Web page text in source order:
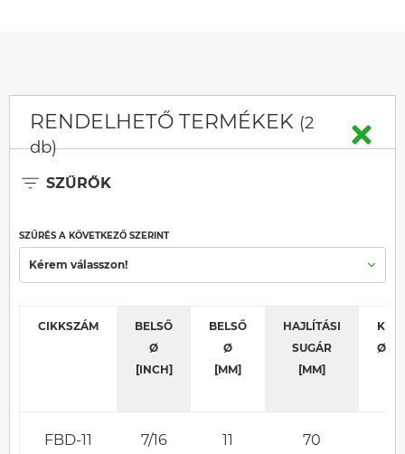
RENDELHETŐ TERMÉKEK (2
db)
SZŰRŐK
SZŰRÉS A KÖVETKEZŐ SZERINT
Kérem válasszon!
CIKKSZÁM
BELSŐ
Ø
[INCH]
BELSŐ
Ø
[MM]
HAJLÍTÁSI
SUGÁR
[MM]
Ø
FBD-11 7/16 11 70